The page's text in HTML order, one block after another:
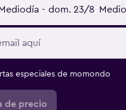
Mediodía - dom. 23/8
especiales de momondo
de precio